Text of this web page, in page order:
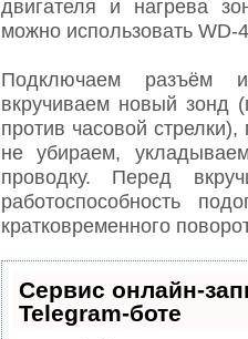
двигателя и нагрева
можно использовать WD-
Подключаем разъём
вкручиваем новый зонд
против часовой
не убираем,
проводку. Перед
работоспособность
кратковременного
Сервис онлайн-
Telegram-боте